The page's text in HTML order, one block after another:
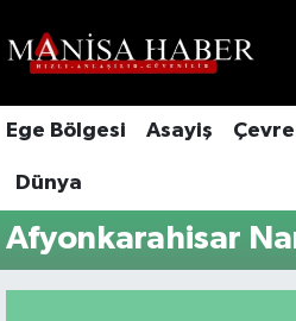
Ege Bölgesi Asayiş Çevre
Dünya
Afyonkarahisar
Puan Durumu ve Fikstür